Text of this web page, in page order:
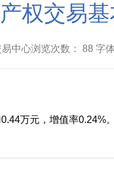
权交易
中心浏览次数： 88 字
万元，增值率0.24%。